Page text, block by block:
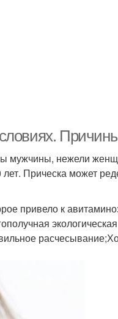
мужчины, нежели
Прическа может
привело к
экологическая